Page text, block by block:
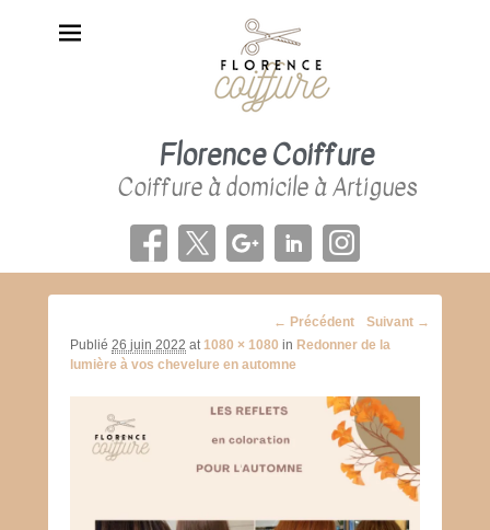
Florence Coiffure
Coiffure à domicile à Artigues
Navigation
d'image
← Précédent
Suivant →
Publié 26 juin 2022 at1080 × 1080 in Redonner de la
lumière à vos chevelure en automne